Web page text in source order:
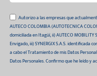
Autorizo a las empresas que
AUTECO COLOMBIA (AUTOTECNICA
domiciliada en Itagüí, ii) AUTECO MOBILITY
Envigado, iii) SYNERGIX S.A.S. identificada
a cabo el Tratamiento de mis Datos
Datos Personales. Confirmo que he leído y